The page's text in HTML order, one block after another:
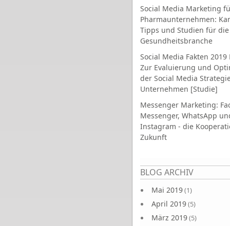
Social Media Marketing
Pharmaunternehmen:
Tipps und Studien für die
Gesundheitsbranche
Social Media Fakten 2019
Zur Evaluierung und
der Social Media
Unternehmen [Studie]
Messenger Marketing:
Messenger, WhatsApp
Instagram - die
Zukunft
BLOG ARCHIV
Mai 2019(1)
April 2019(5)
März 2019(5)
Seiten